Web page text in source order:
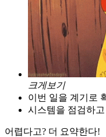
크게보기
이번 일을 계기로
시스템을 점검하
어렵다고? 더 요약한다!